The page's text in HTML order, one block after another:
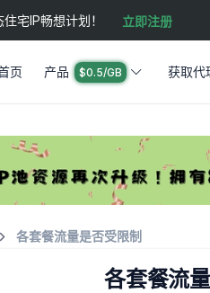
宅IP畅想计划！ 立即注册
页 产品 $0.5/GB 获取代
各套餐流量是否受限制
各套餐流